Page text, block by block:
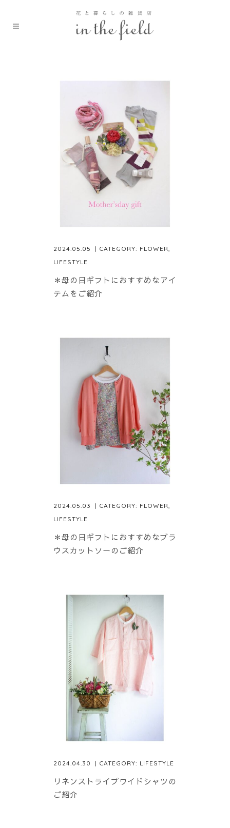
2024.05.05 | CATEGORY: FLOWER,
LIFESTYLE
＊母の日ギフトにおすすめなアイ
テムをご紹介
2024.05.03 | CATEGORY: FLOWER,
LIFESTYLE
＊母の日ギフトにおすすめなブラ
ウスカットソーのご紹介
2024.04.30 | CATEGORY: LIFESTYLE
リネンストライプワイドシャツの
ご紹介